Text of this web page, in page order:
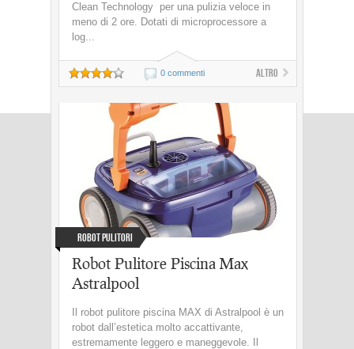
Clean Technology per una pulizia veloce in
meno di 2 ore. Dotati di microprocessore a
log...
0 commenti Altro
Robot Pulitori
Robot Pulitore Piscina Max
Astralpool
Il robot pulitore piscina MAX di Astralpool è un
robot dall’estetica molto accattivante,
estremamente leggero e maneggevole. Il